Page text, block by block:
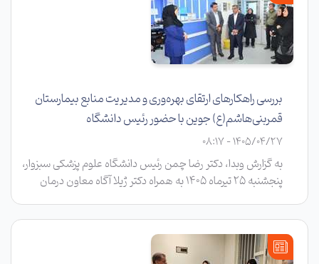
بررسی راهکارهای ارتقای بهره‌وری و مدیریت منابع بیمارستان
قمربنی‌هاشم(ع) جوین با حضور رئیس دانشگاه
1405/04/27 - 08:17
به گزارش وبدا، دکتر رضا چمن رئیس دانشگاه علوم پزشکی سبزوار،
پنجشنبه ۲۵ تیرماه ۱۴۰۵ به همراه دکتر ژیلا آگاه معاون درمان
حضور در بیمارستان قمربنی‌هاشم(ع) جوین، ضمن بازدید از
بخش‌های مختلف این مرکز درمانی، در کمیته تخصصی اقتصاد
درمان بیمارستان شرکت کردند.